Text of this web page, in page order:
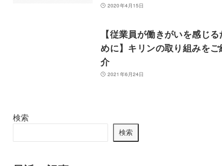
2020年4月15日
【従業員が働きがいを感じる
めに】キリンの取り組みをご
介
2021年6月24日
検索
検索